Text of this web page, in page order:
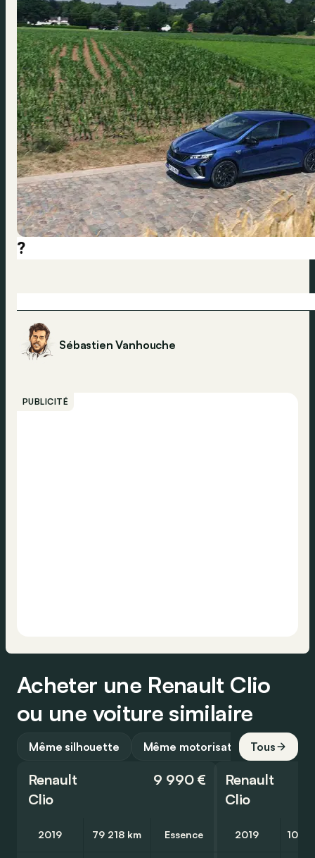
?
Sébastien Vanhouche
PUBLICITÉ
Acheter une Renault Clio
ou une voiture similaire
Même silhouette Même motorisation Tous
Renault
Clio
9 990 €
2019 79 218 km Essence
Renault
Clio
2019 109